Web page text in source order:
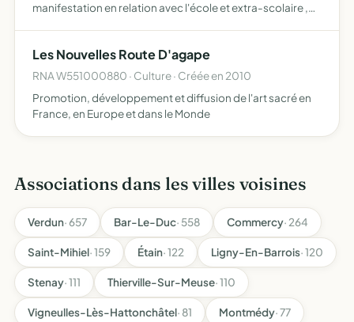
manifestation en relation avec l'école et extra-scolaire ,
Les Nouvelles Route D'agape
RNA W551000880 · Culture · Créée en 2010
Promotion, développement et diffusion de l'art sacré en
France, en Europe et dans le Monde
Associations dans les villes voisines
Verdun· 657 Bar-Le-Duc· 558 Commercy· 264
Saint-Mihiel· 159 Étain· 122 Ligny-En-Barrois· 120
Stenay· 111 Thierville-Sur-Meuse· 110
Vigneulles-Lès-Hattonchâtel· 81 Montmédy· 77